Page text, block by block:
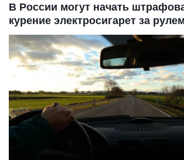
В России могут начать
курение электросигарет за рулем